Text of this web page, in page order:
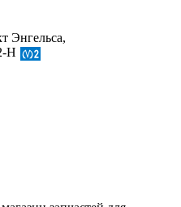
Энгельса,
Н